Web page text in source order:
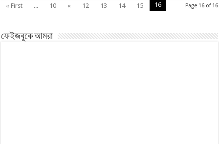
Page 16 of 16
« First ... 10 « 12 13 14 15 16
ফেইজবুকে আমরা